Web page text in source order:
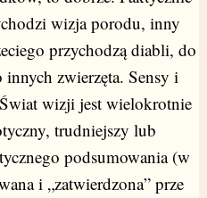
wizja porodu, inny
przychodzą diabli, do
zwierzęta. Sensy i
wizji jest wielokrotnie
trudniejszy lub
podsumowania (w
i „zatwierdzona” prze